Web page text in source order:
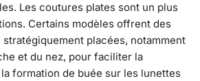
Les coutures plates sont un plus
Certains modèles offrent des
placées, notamment
et du nez, pour faciliter la
formation de buée sur les lunettes